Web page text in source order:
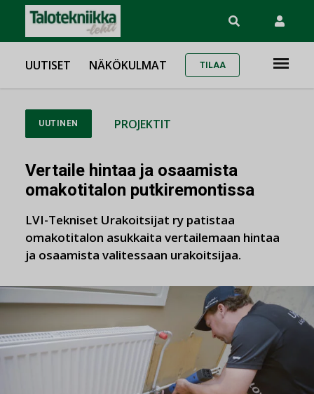
UUTISET NÄKÖKULMAT TILAA
UUTINEN PROJEKTIT
Vertaile hintaa ja osaamista
omakotitalon putkiremontissa
LVI-Tekniset Urakoitsijat ry patistaa
omakotitalon asukkaita vertailemaan hintaa
ja osaamista valitessaan urakoitsijaa.